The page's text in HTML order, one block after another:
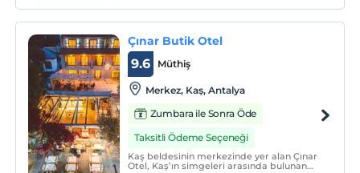
süslenen sıcak bir aile ortamı sunuyor.
Çınar Butik Otel
Müthiş
9.6
Merkez, Kaş, Antalya
Zumbara ile Sonra Öde
Taksitli Ödeme Seçeneği
Kaş beldesinin merkezinde yer alan Çınar
Otel, Kaş’ın simgeleri arasında bulunan